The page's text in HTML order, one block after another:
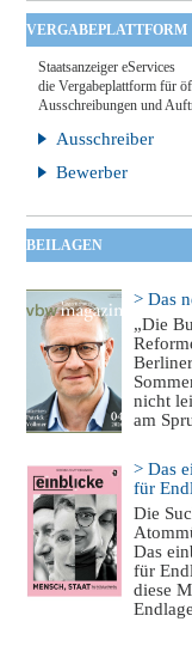
VERGABEPLATTFORM
Staatsanzeiger eServices
die Vergabeplattform für
Ausschreibungen und
Ausschreiber
Bewerber
BEILAGEN
> Das
„Die
nicht
am
> Das
für
Die
Das
für
diese